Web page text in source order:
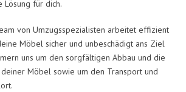
Lösung für dich.
von Umzugsspezialisten arbeitet effizient
Möbel sicher und unbeschädigt ans Ziel
uns um den sorgfältigen Abbau und die
Möbel sowie um den Transport und